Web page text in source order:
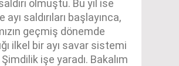
olmuştu. Bu yıl ise
saldırıları başlayınca,
geçmiş dönemde
ilkel bir ayı savar sistemi
işe yaradı. Bakalım